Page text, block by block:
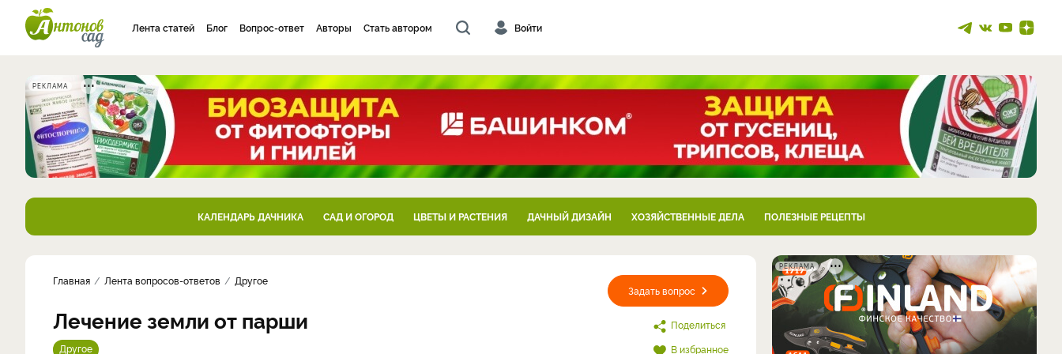
Лента статей Блог Вопрос-ответ Авторы Стать автором Войти
РЕКЛАМА
КАЛЕНДАРЬ ДАЧНИКА САД И ОГОРОД ЦВЕТЫ И РАСТЕНИЯ ДАЧНЫЙ ДИЗАЙН ХОЗЯЙСТВЕННЫЕ ДЕЛА ПОЛЕЗНЫЕ РЕЦЕПТЫ
Задать вопрос
Поделиться
В избранное
Главная Лента вопросов-ответов Другое
Лечение земли от парши
Другое
РЕКЛАМА